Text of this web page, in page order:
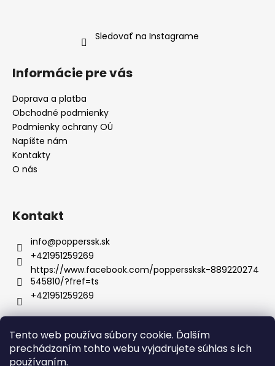
Tento web používa súbory cookie. Ďalším
prechádzaním tohto webu vyjadrujete súhlas s ich
používaním.
Sledovať na Instagrame
Informácie pre vás
Doprava a platba
Obchodné podmienky
Podmienky ochrany OÚ
Napíšte nám
Kontakty
O nás
Kontakt
info@popperssk.sk
+421951259269
https://www.facebook.com/popperssksk-889220274
545810/?fref=ts
+421951259269
Boss Energy Power Tabletky na erekciu Gély na erekciu
Erotické pomôcky